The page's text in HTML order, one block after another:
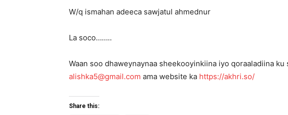
W/q ismahan adeeca sawjatul ahmednur
La soco……..
Waan soo dhaweynaynaa sheekooyinkiina iyo qoraaladiina ku
alishka5@gmail.com ama website ka https://akhri.so/
Share this: